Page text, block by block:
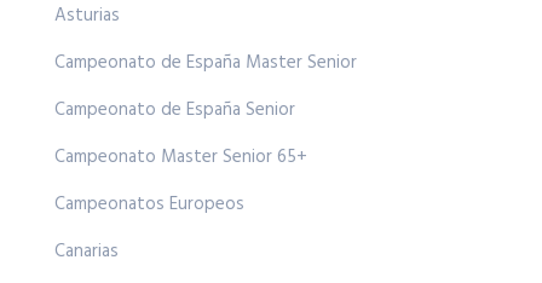
Asturias
Campeonato de España Master Senior
Campeonato de España Senior
Campeonato Master Senior 65+
Campeonatos Europeos
Canarias